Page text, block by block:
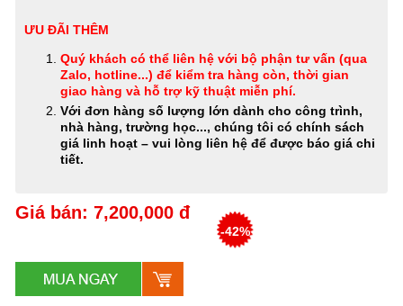
ƯU ĐÃI THÊM
Quý khách có thể liên hệ với bộ phận tư vấn (qua
Zalo, hotline...) để kiểm tra hàng còn, thời gian
giao hàng và hỗ trợ kỹ thuật miễn phí.
Với đơn hàng số lượng lớn dành cho công trình,
nhà hàng, trường học..., chúng tôi có chính sách
giá linh hoạt – vui lòng liên hệ để được báo giá chi
tiết.
Giá bán: 7,200,000 đ
-42%